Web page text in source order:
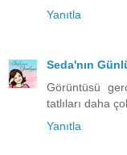
Yanıtla
Seda'nın
Görüntüsü
tatlıları daha
Yanıtla